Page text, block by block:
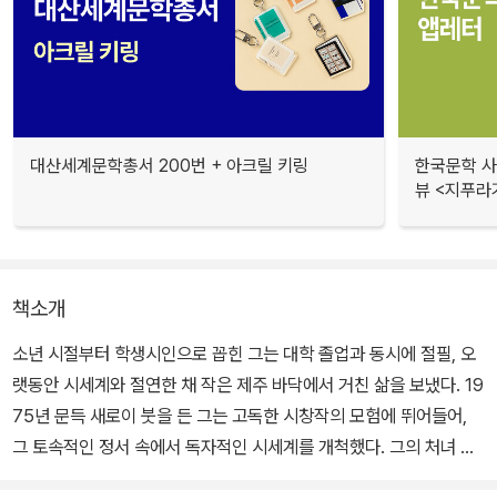
대산세계문학총서 200번 + 아크릴 키링
한국문학
뷰 <지푸라
책소개
소년 시절부터 학생시인으로 꼽힌 그는 대학 졸업과 동시에 절필, 오
랫동안 시세계와 절연한 채 작은 제주 바닥에서 거친 삶을 보냈다. 19
75년 문득 새로이 붓을 든 그는 고독한 시창작의 모험에 뛰어들어,
그 토속적인 정서 속에서 독자적인 시세계를 개척했다. 그의 처녀 시